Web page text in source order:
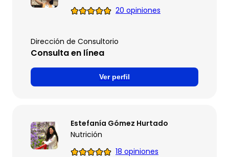
20 opiniones
Dirección de Consultorio
Consulta en línea
Ver perfil
Estefanía Gómez Hurtado
Nutrición
18 opiniones